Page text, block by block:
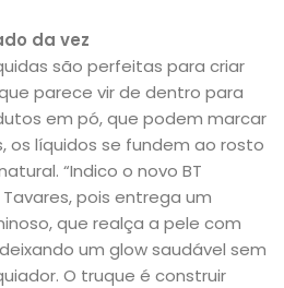
da vez
são perfeitas para criar
parece vir de dentro para
em pó, que podem marcar
os líquidos se fundem ao rosto
“Indico o novo BT
pois entrega um
que realça a pele com
um glow saudável sem
O truque é construir